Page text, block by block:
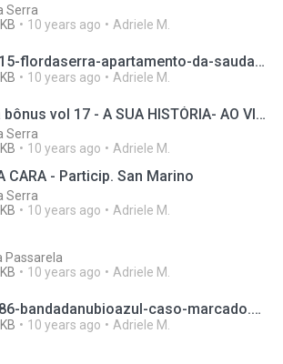
Serra
10 years ago Adriele M.
400715-flordaserra-apartamento-da-saudade.mp3
10 years ago Adriele M.
Faixa bônus vol 17 - A SUA HISTÓRIA- AO VIVO
Serra
10 years ago Adriele M.
CARA - Particip. San Marino
Serra
10 years ago Adriele M.
Passarela
10 years ago Adriele M.
514386-bandadanubioazul-caso-marcado.mp3
10 years ago Adriele M.